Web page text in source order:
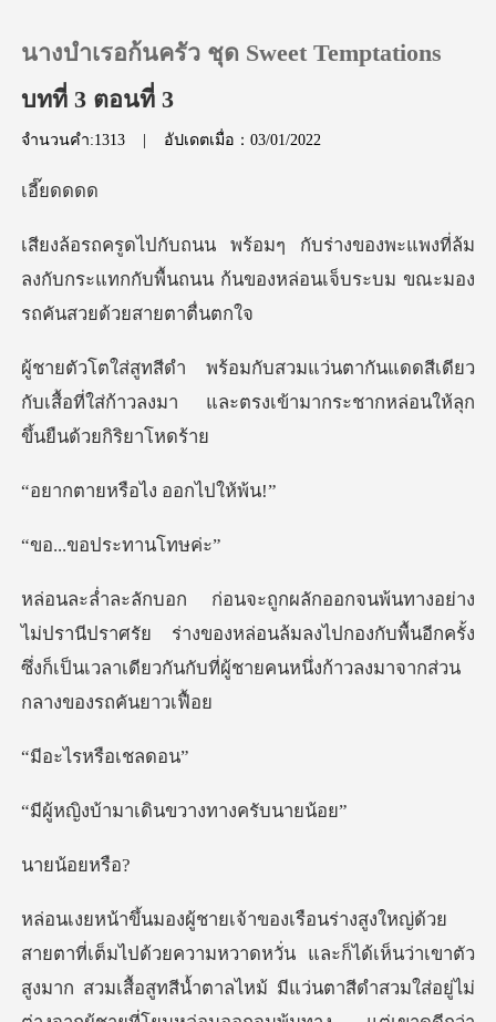
ประวัติการอ่าน
ออกจากระบบ
ดาวน์โหลดแอป
นางบำเรอก้นครัว ชุด Sweet Temptations
บทที่ 3 ตอนที่ 3
จำนวนคำ:1313 | อัปเดตเมื่อ：03/01/2022
๊ยด
พะแพงที่ล้ม
ลงกับกระแทกกับพื้นถนน ก้นของหล
แดดสีเดียว
กับเสื้อที่ใส่ก้าวลงมา และตรงเข้า
หรือไง ออ
ขอประทา
ศรัย ร่างของหล่อนล้มลงไปกองกับพื้นอีกครั้ง
ซึ่งก็เป็นเวลาเด
รหรือเ
ามาเดินขวางท
้อยห